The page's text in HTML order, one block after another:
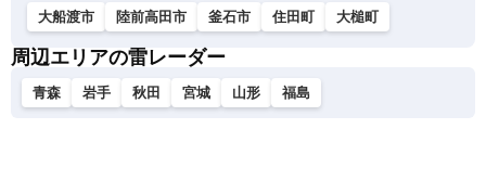
大船渡市 陸前高田市 釜石市 住田町 大槌町
周辺エリアの雷レーダー
青森 岩手 秋田 宮城 山形 福島